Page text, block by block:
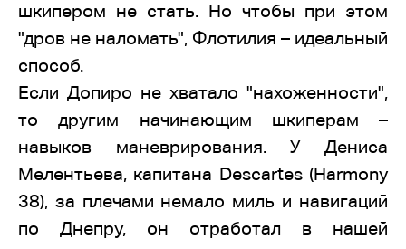
шкипером не стать. Но чтобы при этом
"дров не наломать", Флотилия – идеальный
способ.
Если Допиро не хватало "нахоженности",
то другим начинающим шкиперам –
навыков маневрирования. У Дениса
Мелентьева, капитана Descartes (Harmony
38), за плечами немало миль и навигаций
по Днепру, он отработал в нашей